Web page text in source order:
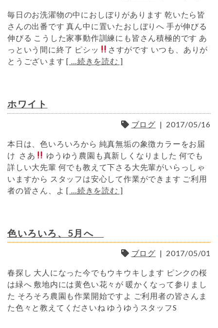
毎日のお洗濯物の中におしぼりがあります 乾いたら皆
さんの出番です 真ん中に置いたおしぼりへ 手が伸びる
伸びる こうした家事動作訓練にも皆さん積極的です あ
っという間に終了 ピシッ
さすがです いつも、ありが
とうございます[ …続きを読む ]
ホワイト
ブログ | 2017/05/16
本日は、色いろいろから 純真無垢の象徴カラーをお届
け さあ
ゆうゆう農園も真新しくなりました 何でも
詳しい大先輩 何でも教えて下さる大先輩がいらっしゃ
いますから スタッフは安心して作業ができます ご利用
者の皆さん、よ[ …続きを読む ]
色いろいろ、5月へ
ブログ | 2017/05/01
春探し 大人になった今でもウキウキします ピンクの桜
は緑へ 敷地内には黄色い花々が 暖かくなって参りまし
た そろそろ農園も作業開始ですよ ご利用者の皆さんま
た色々と教えてくださいね ゆうゆうスタッフS